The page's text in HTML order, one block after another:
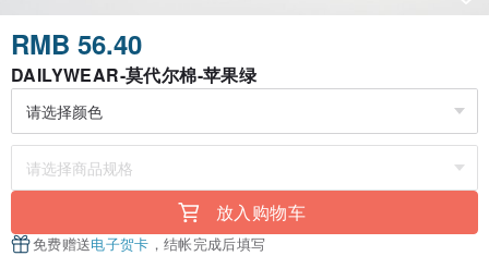
RMB 56.40
DAILYWEAR-莫代尔棉-苹果绿
放入购物车
免费赠送电子贺卡 ，结帐完成后填写